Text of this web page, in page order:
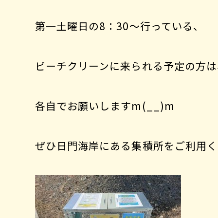
第一土曜日の8：30～行っている、
ビーチクリーンに来られる予定の方は
各自でお願いしますm(__)m
ぜひ日門海岸にある集積所をご利用